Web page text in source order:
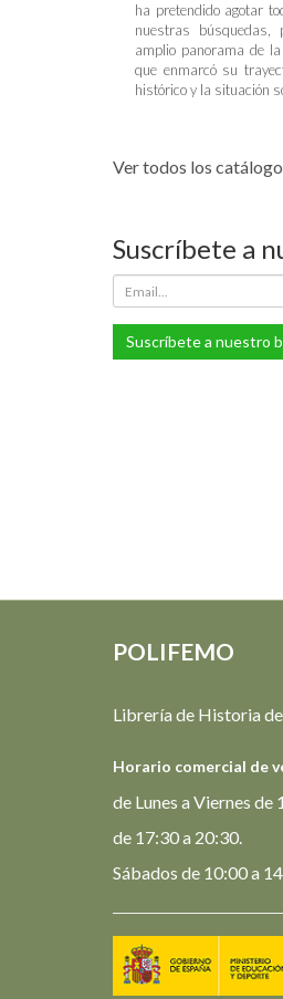
ha pretendido agotar
nuestras
amplio panorama de
que enmarcó su
histórico y la situación
Ver todos los
Suscríbete a
Suscríbete a nuestro
POLIFEMO
Librería de Historia
Horario comercial de
de Lunes a Viernes de
de 17:30 a 20:30.
Sábados de 10:00 a